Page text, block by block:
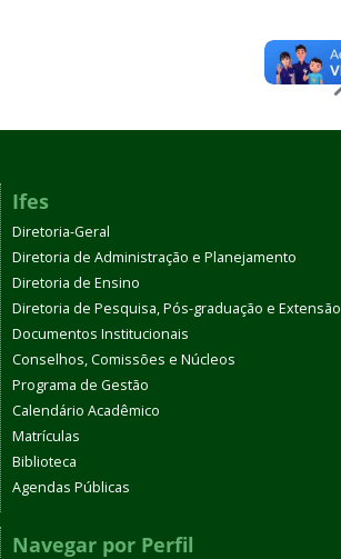
Ifes
Diretoria-Geral
Diretoria de Administração e Planejamento
Diretoria de Ensino
Diretoria de Pesquisa, Pós-graduação e Extensão
Documentos Institucionais
Conselhos, Comissões e Núcleos
Programa de Gestão
Calendário Acadêmico
Matrículas
Biblioteca
Agendas Públicas
Navegar por Perfil